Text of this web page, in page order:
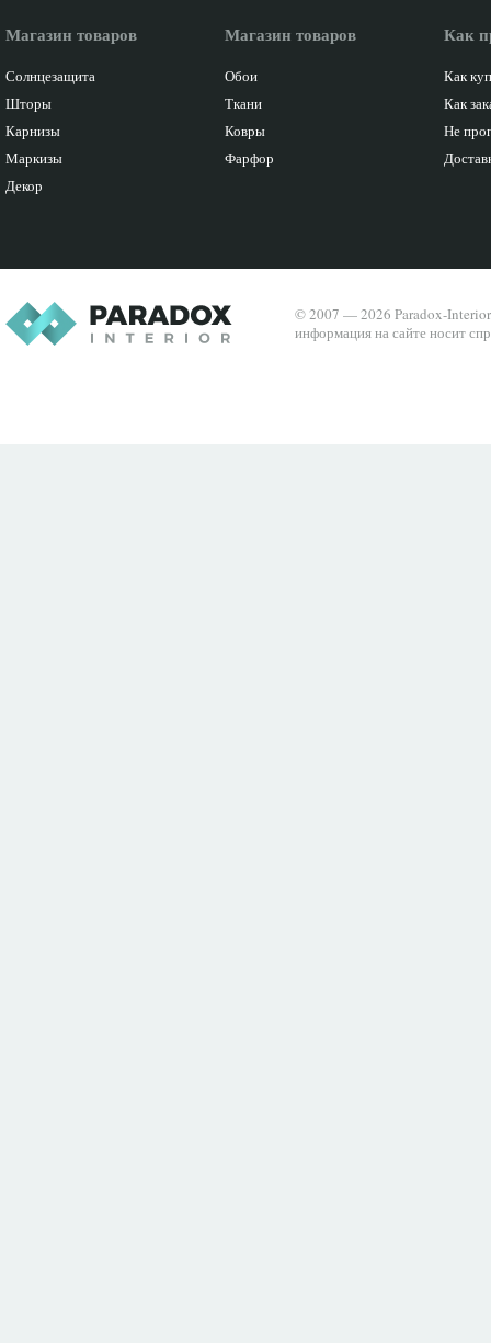
Магазин товаров
Солнцезащита
Шторы
Карнизы
Маркизы
Декор
Магазин товаров
Обои
Ткани
Ковры
Фарфор
Как
Как
Как
Не
© 2007 — 2026 Paradox-
информация на сайте носит